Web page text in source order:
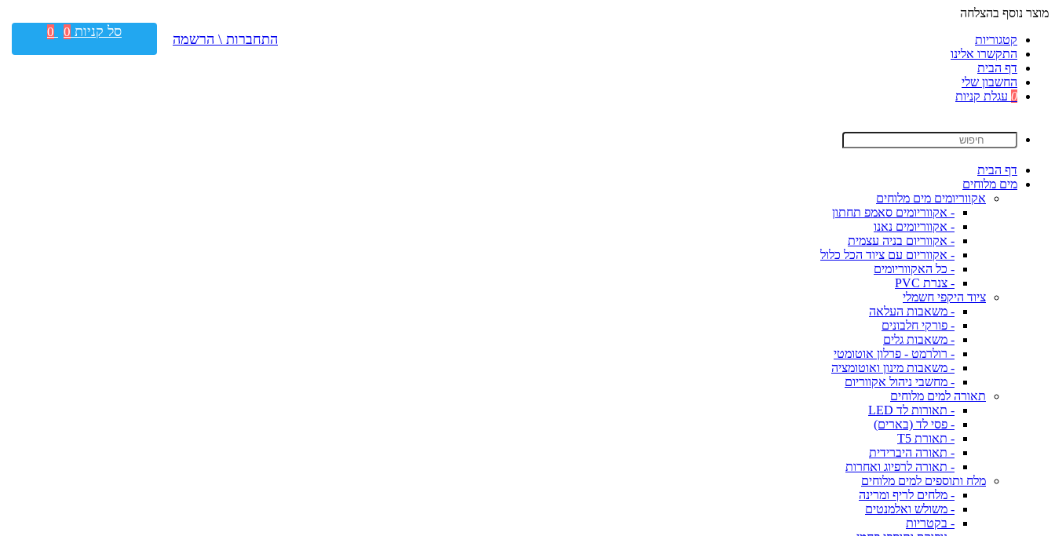
מוצר נוסף בהצלחה
קטגוריות
התקשרו אלינו
דף הבית
החשבון שלי
0 עגלת קניות
דף הבית
מים מלוחים
אקווריומים מים מלוחים
- אקווריומים סאמפ תחתון
- אקווריומים נאנו
- אקווריום בניה עצמית
- אקווריום עם ציוד הכל כלול
- כל האקווריומים
- צנרת PVC
ציוד היקפי חשמלי
- משאבות העלאה
- פורקי חלבונים
- משאבות גלים
- רולרמט - פרלון אוטומטי
- משאבות מינון ואוטומציה
- מחשבי ניהול אקווריום
תאורה למים מלוחים
- תאורות לד LED
- פסי לד (בארים)
- תאורת T5
- תאורה היברידית
- תאורה לרפיוג ואחרות
מלח ותוספים למים מלוחים
- מלחים לריף ומרינה
- משולש ואלמנטים
- בקטריות
התחברות \ הרשמה סל קניות 0
0